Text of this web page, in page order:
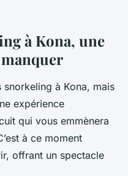
à Kona, une
à Kona, mais
expérience
qui vous emmènera
à ce moment
offrant un spectacle